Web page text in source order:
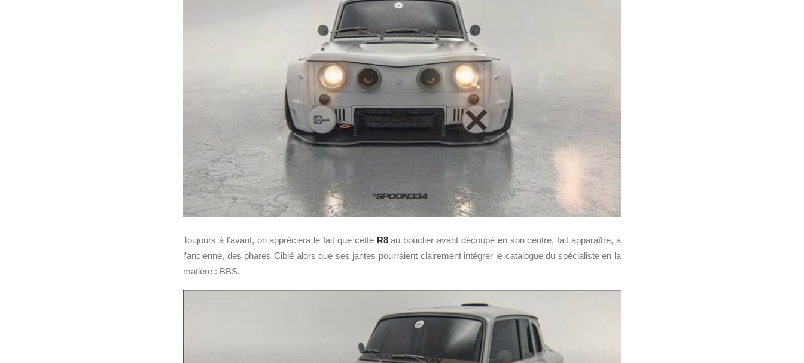
Toujours à l’avant, on appréciera le fait que cette R8au bouclier avant découpé en son centre, fait apparaître, à
l’ancienne, des phares Cibié alors que ses jantes pourraient clairement intégrer le catalogue du spécialiste en la
matière : BBS.